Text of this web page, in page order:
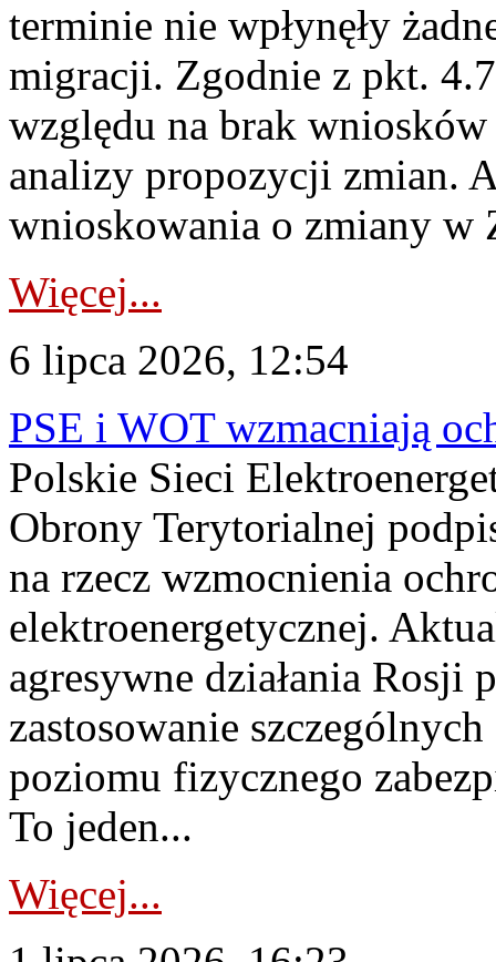
terminie nie wpłynęły
migracji. Zgodnie z pkt.
względu na brak
analizy propozycji zmian.
wnioskowania o zmiany w
Więcej...
6 lipca 2026, 12:54
PSE i WOT wzmacniają
Polskie Sieci
Obrony Terytorialnej
na rzecz wzmocnienia
elektroenergetycznej.
agresywne działania Rosji
zastosowanie
poziomu fizycznego
To jeden...
Więcej...